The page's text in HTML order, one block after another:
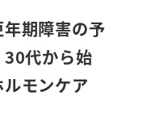
期障害の予
30代から始
モンケア